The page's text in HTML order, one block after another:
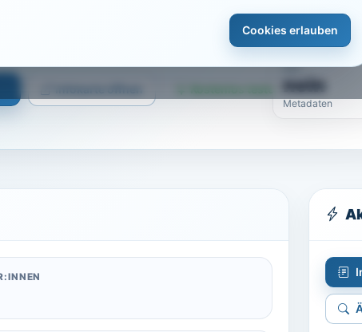
Cookies erlauben
aureus
150487
CareLit-ID
PDF
nein
Metadaten